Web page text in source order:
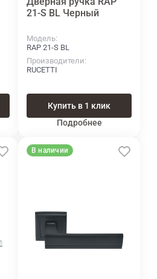
21-S BL Черный
Модель
RAP 21-S BL
Производители
RUCETTI
Купить в 1 клик
Подробнее
В наличии